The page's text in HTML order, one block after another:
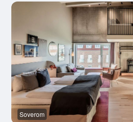
Soverom